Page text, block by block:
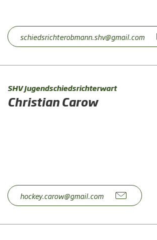
schiedsrichterobmann.shv@gmail.com
SHV Jugendschiedsrichterwart
Christian Carow
hockey.carow@gmail.com